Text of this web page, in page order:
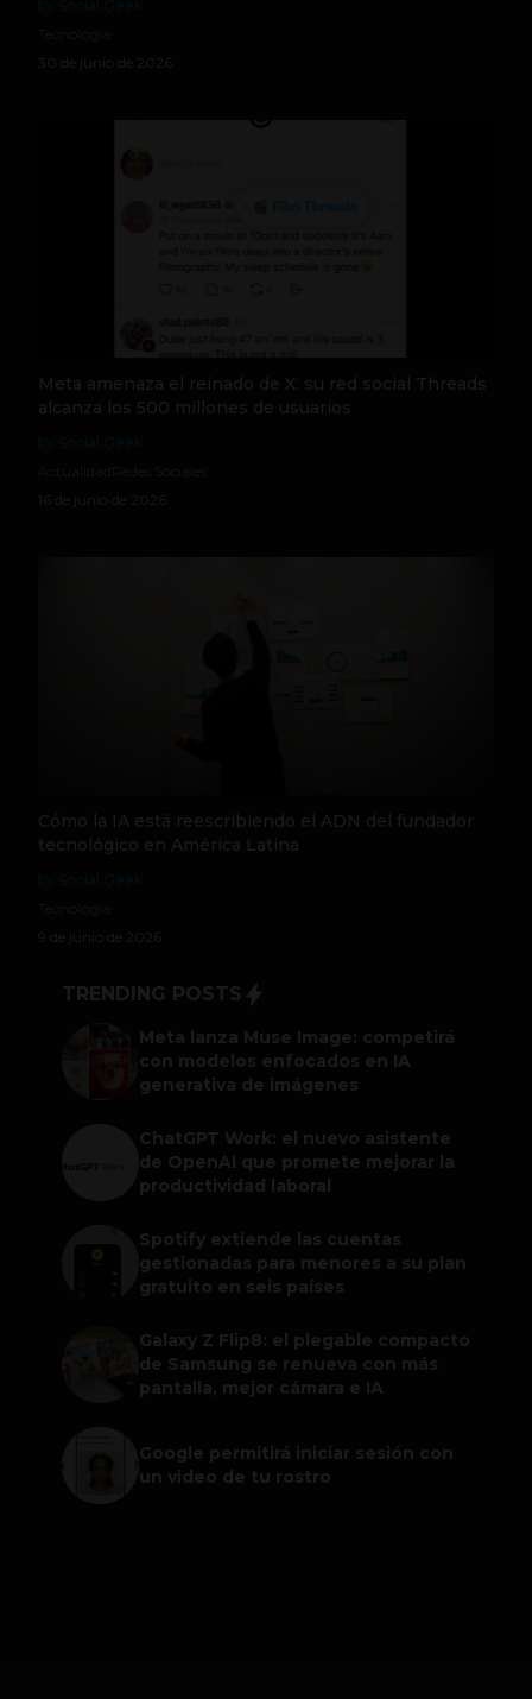
30 de junio de 2026
Meta amenaza el reinado de X: su red social Threads
alcanza los 500 millones de usuarios
16 de junio de 2026
Cómo la IA está reescribiendo el ADN del fundador
tecnológico en América Latina
9 de junio de 2026
TRENDING POSTS
Meta lanza Muse Image: competirá
con modelos enfocados en IA
generativa de imágenes
ChatGPT Work: el nuevo asistente
de OpenAI que promete mejorar la
productividad laboral
Spotify extiende las cuentas
gestionadas para menores a su plan
gratuito en seis países
Galaxy Z Flip8: el plegable compacto
de Samsung se renueva con más
pantalla, mejor cámara e IA
Google permitirá iniciar sesión con
un video de tu rostro